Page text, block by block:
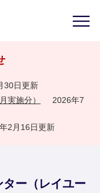
30日更新
実施分）
2026年7
2月16日更新
ー（レイユー